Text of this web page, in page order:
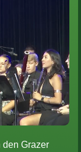
den Grazer